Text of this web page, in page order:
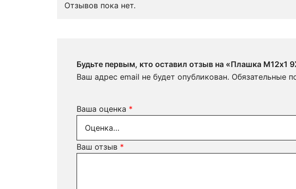
Отзывов пока нет.
Будьте первым, кто оставил отзыв на «Плашка М12х1
Ваш адрес email не будет опубликован. Обязательные
Ваша оценка *
Ваш отзыв *